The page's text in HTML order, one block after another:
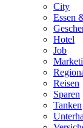
City
Essen
Hotel
Job
Reisen
Sparen
Tanken